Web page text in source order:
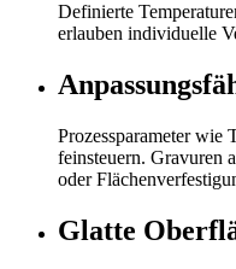
Definierte
erlauben individuelle
Prozessparameter wie
feinsteuern. Gravuren
oder
Glatte